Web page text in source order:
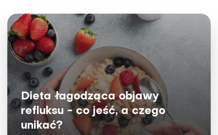
Dieta łagodząca objawy
refluksu - co jeść, a czego
unikać?